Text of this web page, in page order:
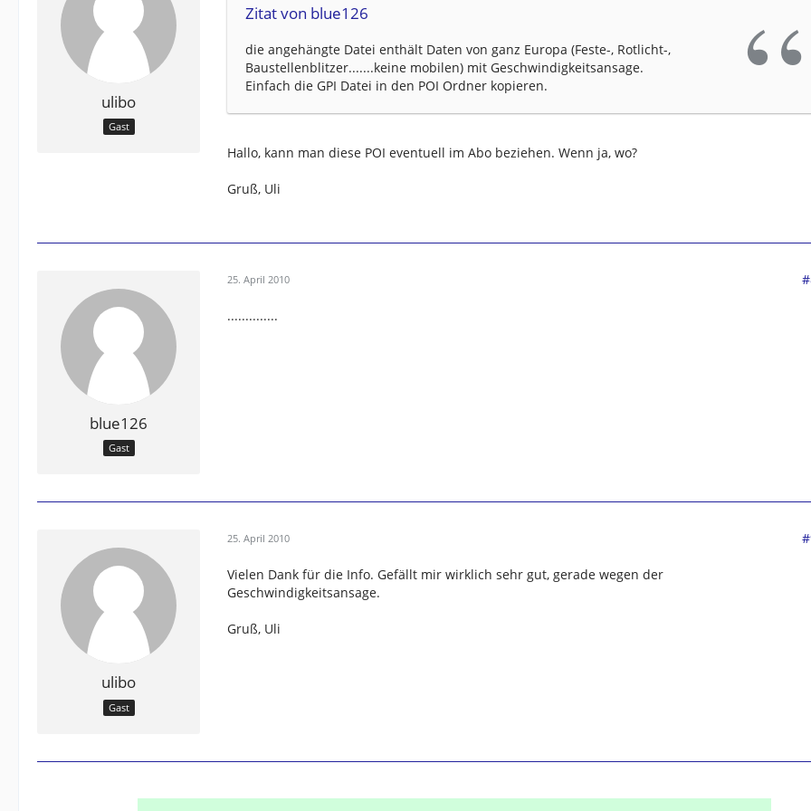
ulibo
Gast
Zitat von blue126
die angehängte Datei enthält Daten von ganz Europa (Feste-, Rotlicht-,
Baustellenblitzer.......keine mobilen) mit Geschwindigkeitsansage.
Einfach die GPI Datei in den POI Ordner kopieren.
Hallo, kann man diese POI eventuell im Abo beziehen. Wenn ja, wo?
Gruß, Uli
blue126
Gast
25. April 2010
..............
ulibo
Gast
25. April 2010
Vielen Dank für die Info. Gefällt mir wirklich sehr gut, gerade wegen der
Geschwindigkeitsansage.
Gruß, Uli